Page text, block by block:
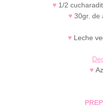
♥ 1/2
♥ 30gr. de
♥ Leche
♥